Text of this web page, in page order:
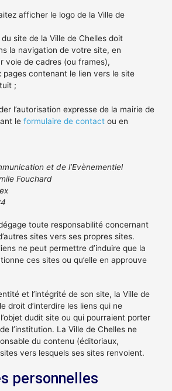
afficher le logo de la Ville de
site de la Ville de Chelles doit
la navigation de votre site, en
voie de cadres (ou frames),
pages contenant le lien vers le site
;
l’autorisation expresse de la mairie de
le formulaire de contact ou en
et de l’Evènementiel
Fouchard
toute responsabilité concernant
sites vers ses propres sites.
ne peut permettre d’induire que la
ces sites ou qu’elle en approuve
et l’intégrité de son site, la Ville de
droit d’interdire les liens qui ne
dudit site ou qui pourraient porter
l’institution. La Ville de Chelles ne
du contenu (éditoriaux,
vers lesquels ses sites renvoient.
personnelles